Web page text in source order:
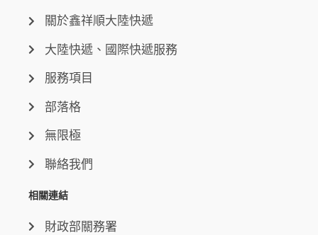
關於鑫祥順大陸快遞
大陸快遞、國際快遞服務
服務項目
部落格
無限極
聯絡我們
相關連結
財政部關務署